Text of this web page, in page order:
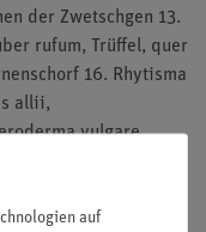
der Zwetschgen 13.
rufum, Trüffel, quer
16. Rhytisma
allii,
vulgare,
21. Psilotum,
auf